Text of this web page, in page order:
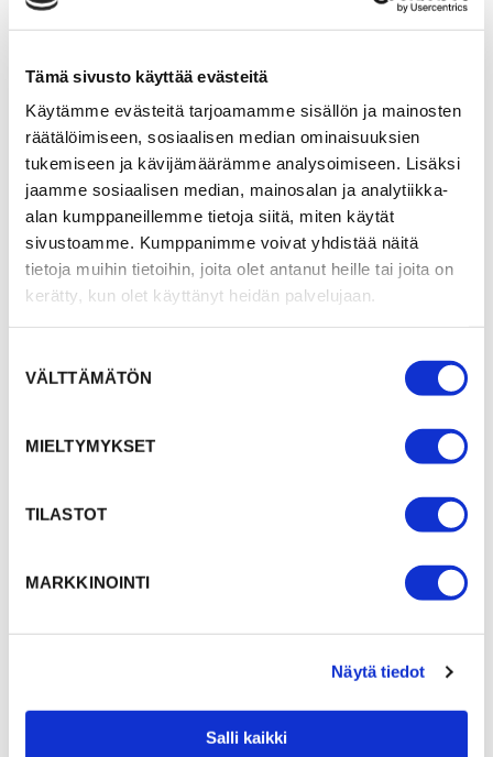
Tämä sivusto käyttää evästeitä
Käytämme evästeitä tarjoamamme sisällön ja mainosten
räätälöimiseen, sosiaalisen median ominaisuuksien
tukemiseen ja kävijämäärämme analysoimiseen. Lisäksi
jaamme sosiaalisen median, mainosalan ja analytiikka-
alan kumppaneillemme tietoja siitä, miten käytät
sivustoamme. Kumppanimme voivat yhdistää näitä
tietoja muihin tietoihin, joita olet antanut heille tai joita on
kerätty, kun olet käyttänyt heidän palvelujaan.
valinta
VÄLTTÄMÄTÖN
MIELTYMYKSET
TILASTOT
MARKKINOINTI
Näytä tiedot
Salli kaikki
Varaa aika verkossa tai
puhelimitse